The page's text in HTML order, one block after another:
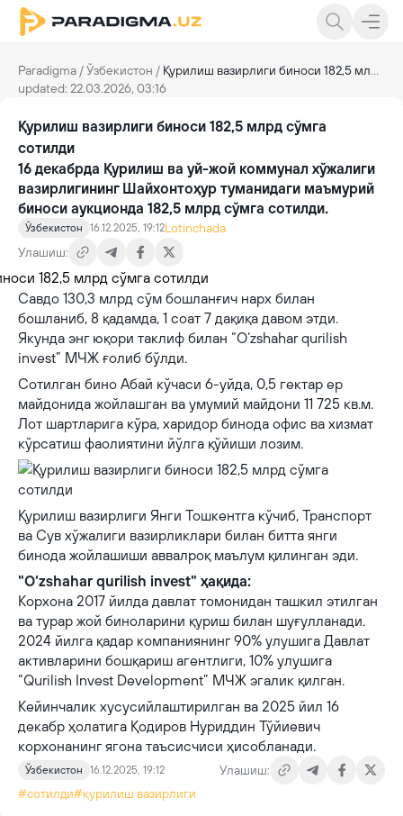
Paradigma /Ўзбекистон / Қурилиш вазирлиги биноси 182,5 млрд сўмга сотилди
updated: 22.03.2026, 03:16
Қурилиш вазирлиги биноси 182,5 млрд сўмга
сотилди
16 декабрда Қурилиш ва уй-жой коммунал хўжалиги
вазирлигининг Шайхонтоҳур туманидаги маъмурий
биноси аукционда 182,5 млрд сўмга сотилди.
Ўзбекистон 16.12.2025, 19:12Lotinchada
Улашиш:
Савдо 130,3 млрд сўм бошланғич нарх билан
бошланиб, 8 қадамда, 1 соат 7 дақиқа давом этди.
Якунда энг юқори таклиф билан “O‘zshahar qurilish
invest” МЧЖ ғолиб бўлди.
Сотилган бинo Абай кўчаси 6-уйда, 0,5 гектар ер
майдонида жойлашган ва умумий майдони 11 725 кв.м.
Лот шартларига кўра, харидор бинода офис ва хизмат
кўрсатиш фаолиятини йўлга қўйиши лозим.
Қурилиш вазирлиги Янги Тошкентга кўчиб, Транспорт
ва Сув хўжалиги вазирликлари билан битта янги
бинода жойлашиши аввалроқ маълум қилинган эди.
"O‘zshahar qurilish invest" ҳақида:
Корхона 2017 йилда давлат томонидан ташкил этилган
ва турар жой биноларини қуриш билан шуғулланади.
2024 йилга қадар компаниянинг 90% улушига Давлат
активларини бошқариш агентлиги, 10% улушига
“Qurilish Invest Development” МЧЖ эгалик қилган.
Кейинчалик хусусийлаштирилган ва 2025 йил 16
декабр ҳолатига Қодиров Нуриддин Тўйиевич
корхонанинг ягона таъсисчиси ҳисобланади.
Ўзбекистон 16.12.2025, 19:12
Улашиш:
#сотилди#қурилиш вазирлиги